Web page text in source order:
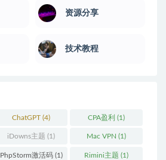
资源分享
技术教程
ChatGPT (4) CPA盈利 (1)
iDowns主题 (1) Mac VPN (1)
PhpStorm激活码(1) Rimini主题 (1)